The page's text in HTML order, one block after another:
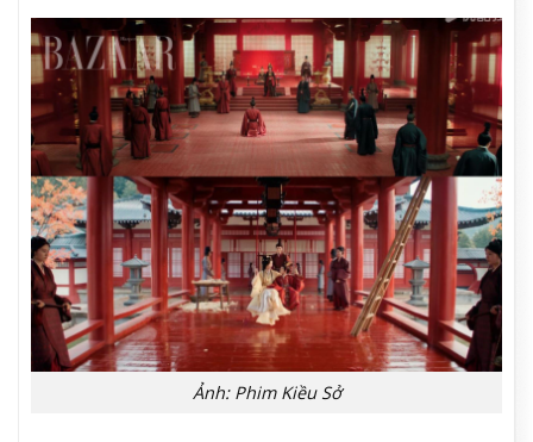
Ảnh: Phim Kiều Sở